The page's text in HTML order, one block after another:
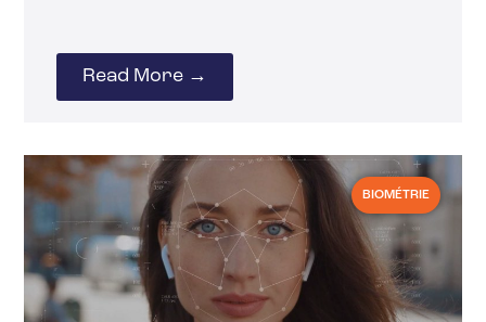
Read More →
BIOMÉTRIE